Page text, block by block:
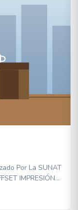
Por La SUNAT
IMPRESIÓN
• Guías de